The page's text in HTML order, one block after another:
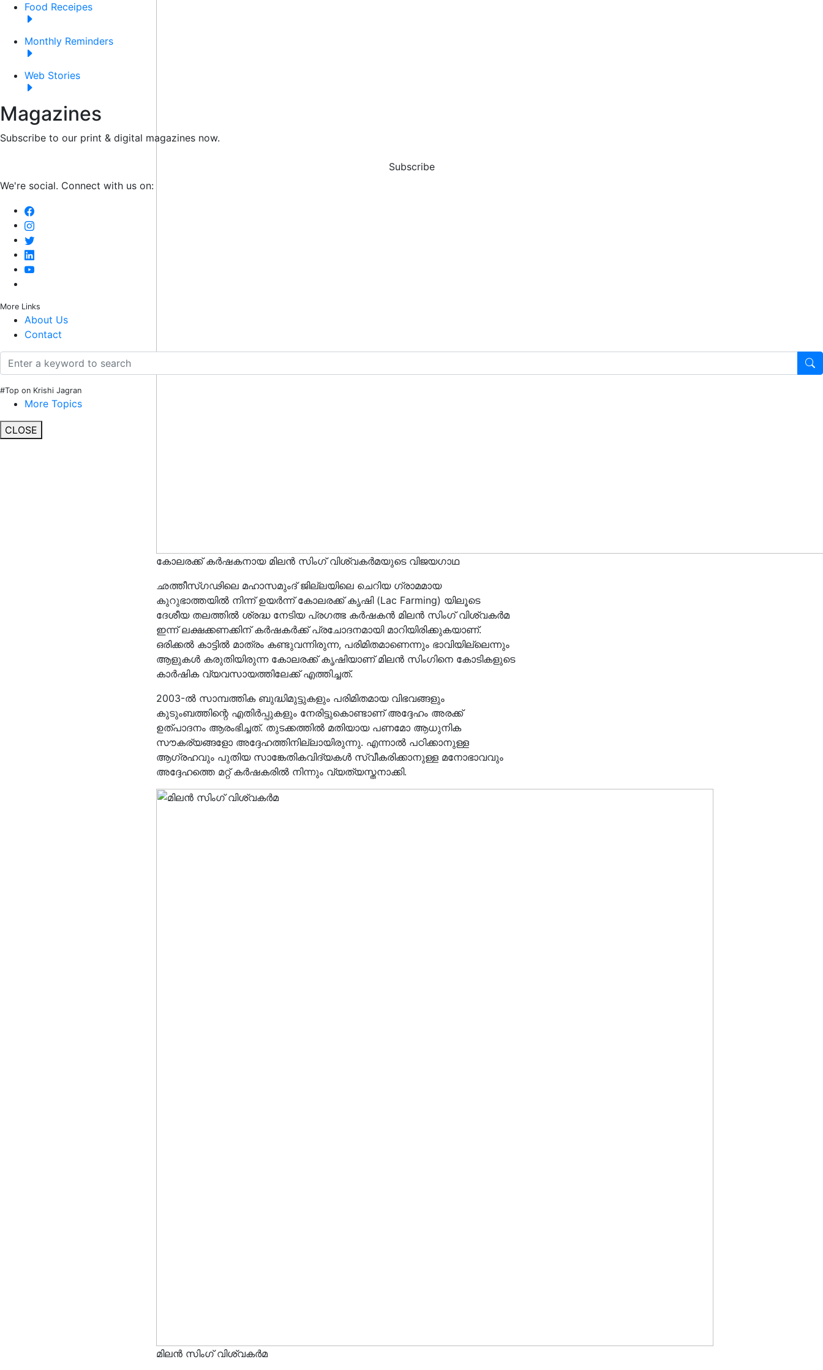
Food Receipes
Monthly Reminders
Web Stories
Magazines
Subscribe to our print & digital magazines now.
Subscribe
We're social. Connect with us on:
More Links
About Us
Contact
#Top on Krishi Jagran
More Topics
CLOSE
കോലരക്ക് കർഷകനായ മിലൻ സിംഗ് വിശ്വകർമയുടെ വിജയഗാഥ
ഛത്തീസ്ഗഢിലെ മഹാസമുംദ് ജില്ലയിലെ ചെറിയ ഗ്രാമമായ
കുറുഭാത്തയിൽ നിന്ന് ഉയർന്ന് കോലരക്ക് കൃഷി (Lac Farming) യിലൂടെ
ദേശീയ തലത്തിൽ ശ്രദ്ധ നേടിയ പ്രഗത്ഭ കർഷകൻ മിലൻ സിംഗ് വിശ്വകർമ
ഇന്ന് ലക്ഷക്കണക്കിന് കർഷകർക്ക് പ്രചോദനമായി മാറിയിരിക്കുകയാണ്.
ഒരിക്കൽ കാട്ടിൽ മാത്രം കണ്ടുവന്നിരുന്ന, പരിമിതമാണെന്നും ഭാവിയില്ലെന്നും
ആളുകൾ കരുതിയിരുന്ന കോലരക്ക് കൃഷിയാണ് മിലൻ സിംഗിനെ കോടികളുടെ
കാർഷിക വ്യവസായത്തിലേക്ക് എത്തിച്ചത്.
2003-ൽ സാമ്പത്തിക ബുദ്ധിമുട്ടുകളും പരിമിതമായ വിഭവങ്ങളും
കുടുംബത്തിന്റെ എതിർപ്പുകളും നേരിട്ടുകൊണ്ടാണ് അദ്ദേഹം അരക്ക്
ഉത്പാദനം ആരംഭിച്ചത്. തുടക്കത്തിൽ മതിയായ പണമോ ആധുനിക
സൗകര്യങ്ങളോ അദ്ദേഹത്തിനില്ലായിരുന്നു. എന്നാൽ പഠിക്കാനുള്ള
ആഗ്രഹവും പുതിയ സാങ്കേതികവിദ്യകൾ സ്വീകരിക്കാനുള്ള മനോഭാവവും
അദ്ദേഹത്തെ മറ്റ് കർഷകരിൽ നിന്നും വ്യത്യസ്തനാക്കി.
മിലൻ സിംഗ് വിശ്വകർമ